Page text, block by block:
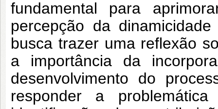
fundamental para
percepção da
busca trazer uma reflexão
a importância da
desenvolvimento do
responder a